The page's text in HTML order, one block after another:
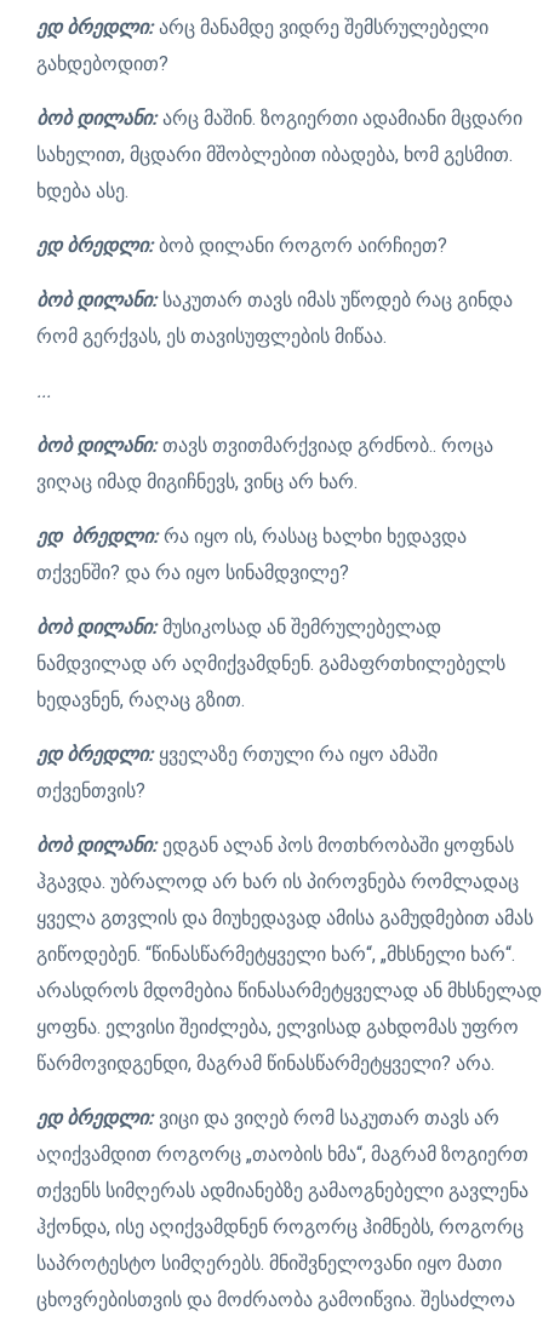
ედ ბრედლი:არც მანამდე ვიდრე შემსრულებელი
გახდებოდით?
ბობ დილანი:არც მაშინ. ზოგიერთი ადამიანი მცდარი
სახელით, მცდარი მშობლებით იბადება, ხომ გესმით.
ხდება ასე.
ედ ბრედლი:ბობ დილანი როგორ აირჩიეთ?
ბობ დილანი:საკუთარ თავს იმას უწოდებ რაც გინდა
რომ გერქვას, ეს თავისუფლების მიწაა.
...
ბობ დილანი:თავს თვითმარქვიად გრძნობ.. როცა
ვიღაც იმად მიგიჩნევს, ვინც არ ხარ.
ედ ბრედლი:რა იყო ის, რასაც ხალხი ხედავდა
თქვენში? და რა იყო სინამდვილე?
ბობ დილანი:მუსიკოსად ან შემრულებელად
ნამდვილად არ აღმიქვამდნენ. გამაფრთხილებელს
ხედავნენ, რაღაც გზით.
ედ ბრედლი:ყველაზე რთული რა იყო ამაში
თქვენთვის?
ბობ დილანი:ედგან ალან პოს მოთხრობაში ყოფნას
ჰგავდა. უბრალოდ არ ხარ ის პიროვნება რომლადაც
ყველა გთვლის და მიუხედავად ამისა გამუდმებით ამას
გიწოდებენ. “წინასწარმეტყველი ხარ“, „მხსნელი ხარ“.
არასდროს მდომებია წინასარმეტყველად ან მხსნელად
ყოფნა. ელვისი შეიძლება, ელვისად გახდომას უფრო
წარმოვიდგენდი, მაგრამ წინასწარმეტყველი? არა.
ედ ბრედლი:ვიცი და ვიღებ რომ საკუთარ თავს არ
აღიქვამდით როგორც „თაობის ხმა“, მაგრამ ზოგიერთ
თქვენს სიმღერას ადმიანებზე გამაოგნებელი გავლენა
ჰქონდა, ისე აღიქვამდნენ როგორც ჰიმნებს, როგორც
საპროტესტო სიმღერებს. მნიშვნელოვანი იყო მათი
ცხოვრებისთვის და მოძრაობა გამოიწვია. შესაძლოა